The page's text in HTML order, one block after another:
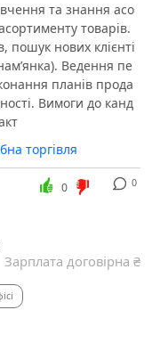
та знання асо
товарів.
пошук нових клієнті
Ведення пе
планів прода
Вимоги до канд
торгівля
0
0
Зарплата договірна ₴